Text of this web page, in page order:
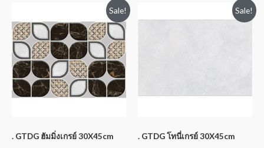
Sale!
. GTDG ฮัมมิ่งเกรย์ 30X45cm
Sale!
. GTDG โทนี่เกรย์ 30X45cm